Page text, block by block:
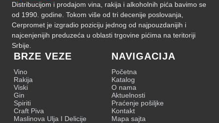
Distribucijom i prodajom vina, rakija i alkoholnih pića bavimo se
od 1990. godine. Tokom više od tri decenije poslovanja,
Cerpromet je izgradio poziciju jednog od najpouzdanijih i
najcenjenijih preduzeća u oblasti trgovine pićima na teritoriji
Srbije.
BRZE VEZE
Vino
Rakija
Viski
Gin
Spiriti
Craft Piva
Maslinova Ulja I Delicije
NAVIGACIJA
Početna
Katalog
O nama
Aktuelnosti
Praćenje pošiljke
Kontakt
Mapa sajta